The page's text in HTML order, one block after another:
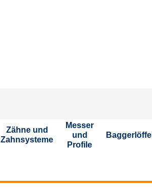
Zähne und
Zahnsysteme
Messer
und
Profile
Baggerlöffel